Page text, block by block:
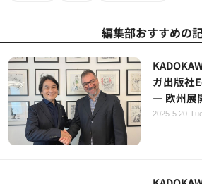
編集部おすすめの
ガ出版社
― 欧州展
2025.5.20